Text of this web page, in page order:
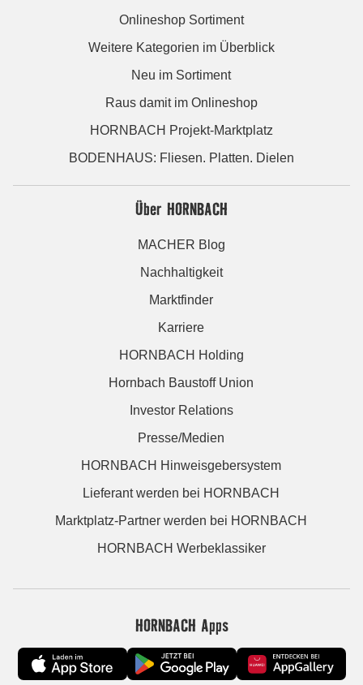
Onlineshop Sortiment
Weitere Kategorien im Überblick
Neu im Sortiment
Raus damit im Onlineshop
HORNBACH Projekt-Marktplatz
BODENHAUS: Fliesen. Platten. Dielen
Über HORNBACH
MACHER Blog
Nachhaltigkeit
Marktfinder
Karriere
HORNBACH Holding
Hornbach Baustoff Union
Investor Relations
Presse/Medien
HORNBACH Hinweisgebersystem
Lieferant werden bei HORNBACH
Marktplatz-Partner werden bei HORNBACH
HORNBACH Werbeklassiker
HORNBACH Apps